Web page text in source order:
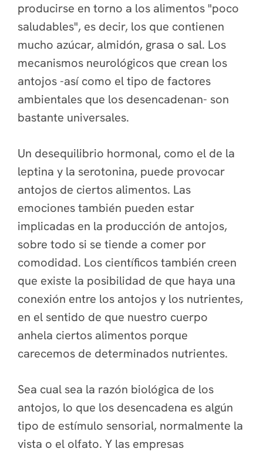
producirse en torno a los alimentos "poco
saludables", es decir, los que contienen
mucho azúcar, almidón, grasa o sal. Los
mecanismos neurológicos que crean los
antojos -así como el tipo de factores
ambientales que los desencadenan- son
bastante universales.
Un desequilibrio hormonal, como el de la
leptina y la serotonina, puede provocar
antojos de ciertos alimentos. Las
emociones también pueden estar
implicadas en la producción de antojos,
sobre todo si se tiende a comer por
comodidad. Los científicos también creen
que existe la posibilidad de que haya una
conexión entre los antojos y los nutrientes,
en el sentido de que nuestro cuerpo
anhela ciertos alimentos porque
carecemos de determinados nutrientes.
Sea cual sea la razón biológica de los
antojos, lo que los desencadena es algún
tipo de estímulo sensorial, normalmente la
vista o el olfato. Y las empresas